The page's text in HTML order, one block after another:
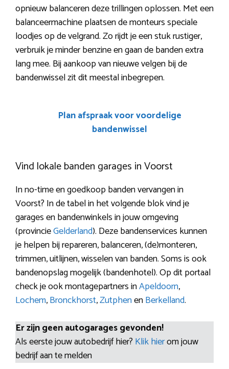
opnieuw balanceren deze trillingen oplossen. Met een
balanceermachine plaatsen de monteurs speciale
loodjes op de velgrand. Zo rijdt je een stuk rustiger,
verbruik je minder benzine en gaan de banden extra
lang mee. Bij aankoop van nieuwe velgen bij de
bandenwissel zit dit meestal inbegrepen.
Plan afspraak voor voordelige
bandenwissel
Vind lokale banden garages in Voorst
In no-time en goedkoop banden vervangen in
Voorst? In de tabel in het volgende blok vind je
garages en bandenwinkels in jouw omgeving
(provincieGelderland). Deze bandenservices kunnen
je helpen bij repareren, balanceren, (de)monteren,
trimmen, uitlijnen, wisselen van banden. Soms is ook
bandenopslag mogelijk (bandenhotel). Op dit portaal
check je ook montagepartners inApeldoorn,
Lochem,Bronckhorst,ZutphenenBerkelland.
Er zijn geen autogarages gevonden!
Als eerste jouw autobedrijf hier? Klik hierom jouw
bedrijf aan te melden